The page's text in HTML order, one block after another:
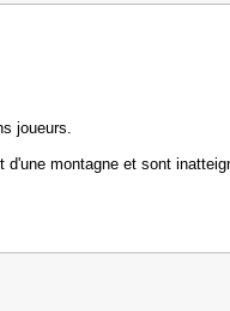
joueurs.
montagne et sont